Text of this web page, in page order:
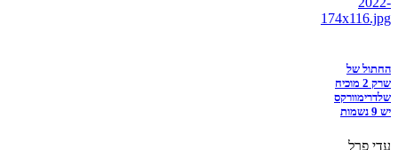
החתול של
שרק 2 מוכיח
שלדרימוורקס
יש 9 נשמות
עדי פרל